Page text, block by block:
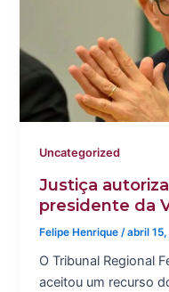
Uncategorized
Justiça
presidente da
Felipe Henrique /abril
O Tribunal Regional
aceitou um recurso